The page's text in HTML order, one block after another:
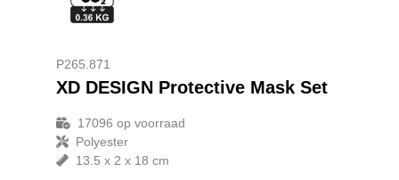
P265.871
XD DESIGN Protective Mask Set
17096 op voorraad
Polyester
13.5 x 2 x 18 cm